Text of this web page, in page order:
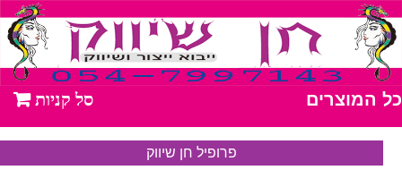
כל המוצרים
פרופיל חן שיווק